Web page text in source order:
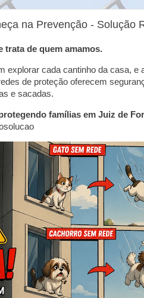
na Prevenção - Solução
trata de quem amamos.
explorar cada cantinho da casa, e
de proteção oferecem
e sacadas.
famílias em Juiz de